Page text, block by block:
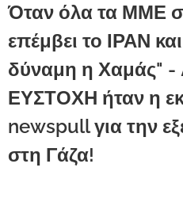
Όταν όλα τα ΜΜΕ
επέμβει το ΙΡΑΝ
δύναμη η Χαμάς"
ΕΥΣΤΟΧΗ ήταν η
newspull για την
στη Γάζα!